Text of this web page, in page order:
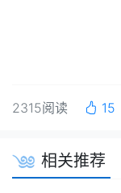
2315阅读 15
相关推荐